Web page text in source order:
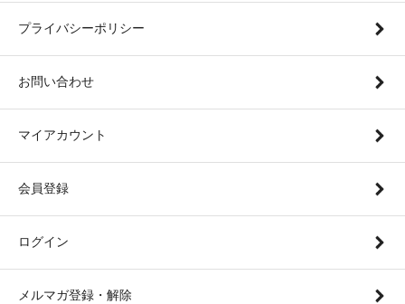
プライバシーポリシー
お問い合わせ
マイアカウント
会員登録
ログイン
メルマガ登録・解除